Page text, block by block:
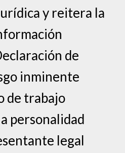
y reitera la
de
inminente
de trabajo
personalidad
legal